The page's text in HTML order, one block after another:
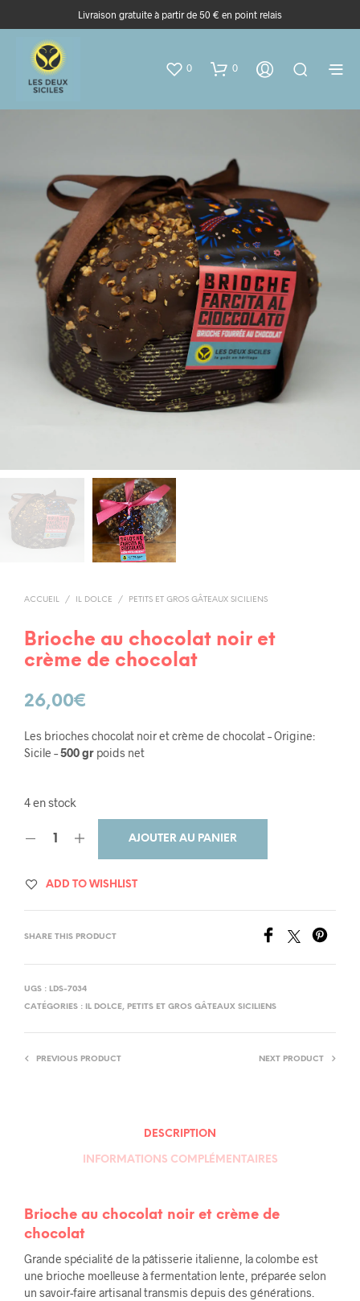
Livraison gratuite à partir de 50 € en point relais
0 0
ACCUEIL / IL DOLCE / PETITS ET GROS GÂTEAUX SICILIENS
Brioche au chocolat noir et
crème de chocolat
26,00€
Les brioches chocolat noir et crème de chocolat – Origine:
Sicile –500 gr poids net
4 en stock
AJOUTER AU PANIER
ADD TO WISHLIST
SHARE THIS PRODUCT
UGS : LDS-7034
CATÉGORIES :
IL DOLCE, PETITS ET GROS GÂTEAUX SICILIENS
PREVIOUS PRODUCT NEXT PRODUCT
DESCRIPTION
INFORMATIONS COMPLÉMENTAIRES
Brioche au chocolat noir et crème de
chocolat
Grande spécialité de la pâtisserie italienne, la colombe est
une brioche moelleuse à fermentation lente, préparée selon
un savoir-faire artisanal transmis depuis des générations.